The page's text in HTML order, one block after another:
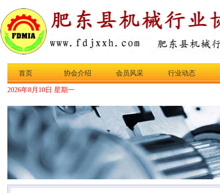
首页 协会介绍 会员风采 行业动态
2026年8月10日 星期一